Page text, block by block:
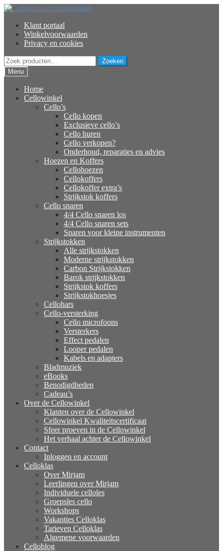
Ga
naar
navigatie
Ga
inhoud
Klant portaal
Winkelvoorwaarden
Privacy en cookies
Zoeken
naar:
Zoeken
Menu
Home
Cellowinkel
Cello’s
Cello kopen
Exclusieve cello’s
Cello huren
Cello verkopen?
Onderhoud, reparaties en advies
Hoezen en Koffers
Cellohoezen
Cellokoffers
Cellokoffer extra’s
Strijkstok koffers
Cello snaren
4/4 Cello snaren los
4/4 Cello snaren sets
Snaren voor kleine instrumenten
Strijkstokken
Alle strijkstokken
Moderne strijkstokken
Carbon Strijkstokken
Barok strijkstokken
Strijkstok koffers
Strijkstokhoesjes
Cellohars
Cello-versterking
Cello microfoons
Versterkers
Effect pedalen
Looper pedalen
Kabels en adapters
Bladmuziek
eBooks
Benodigdheden
Cadeau’s
Over de Cellowinkel
Klanten over de Cellowinkel
Cellowinkel Kwaliteitscertificaat
Sfeer proeven in de Cellowinkel
Het verhaal achter de Cellowinkel
Contact
Inloggen en account
Celloklas
Over Mirjam
Leerlingen over Mirjam
Individuele celloles
Groepsles cello
Workshops
Vakanties Celloklas
Tarieven Celloklas
Algemene voorwaarden
Celloblog